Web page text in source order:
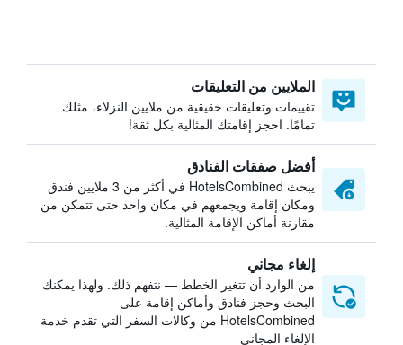
الملايين من التعليقات
تقييمات وتعليقات حقيقية من ملايين النزلاء، مثلك
تمامًا. احجز إقامتك المثالية بكل ثقة!
أفضل صفقات الفنادق
يبحث HotelsCombined في أكثر من 3 ملايين فندق
ومكان إقامة ويجمعهم في مكان واحد حتى تتمكن من
مقارنة أماكن الإقامة المثالية.
إلغاء مجاني
من الوارد أن تتغير الخطط — نتفهم ذلك. ولهذا يمكنك
البحث وحجز فنادق وأماكن إقامة على
HotelsCombined من وكالات السفر التي تقدم خدمة
الإلغاء المجاني